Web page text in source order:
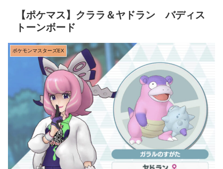
【ポケマス】クララ＆ヤドラン バディス
トーンボード
ポケモンマスターズEX